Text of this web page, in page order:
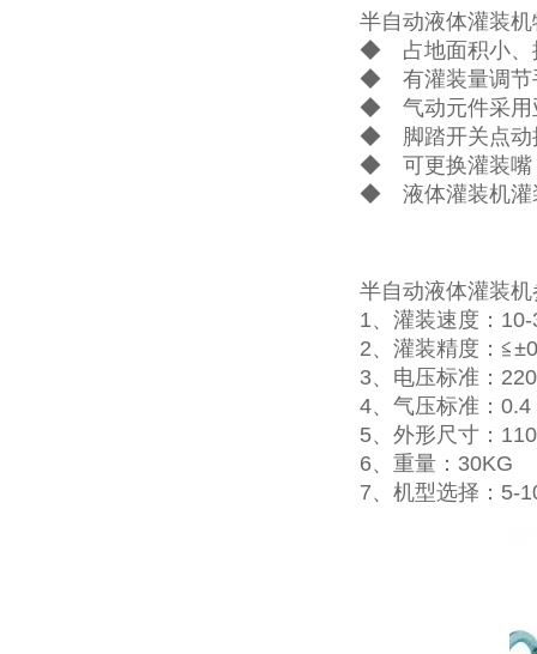
半自动液体灌装
◆ 占地面积小、
◆ 有灌装量调节
◆ 气动元件采用
◆ 脚踏开关点动
◆ 可更换灌装嘴
◆ 液体灌装机灌
半自动液体灌装
1、灌装速度：
2、灌装精度：
3、电压标准：
4、气压标准：0.4
5、外形尺寸：
6、重量：30KG
7、机型选择：5-